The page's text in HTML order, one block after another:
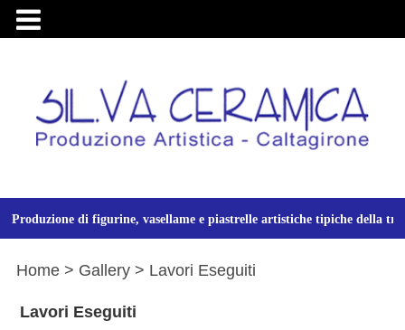

Produzione di figurine, vasellame e piastrelle artistiche tipiche della
Home > Gallery> Lavori Eseguiti
Lavori Eseguiti